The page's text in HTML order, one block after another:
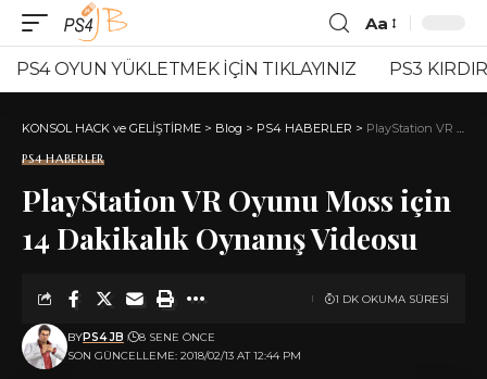
Font
Resizer
Aa
PS4 OYUN YÜKLETMEK İÇİN TIKLAYINIZ PS3
KONSOL HACK ve GELİŞTİRME > Blog > PS4 HABERLER > PlayStation VR Oyunu Moss için 14 Dakikalık Oynanış Videosu
PS4 HABERLER
PlayStation VR Oyunu Moss için
14 Dakikalık Oynanış Videosu
SON GÜNCELLEME: 2018/02/13 AT 12:44 PM
BYPS4 JB 8 SENE ÖNCE
1 DK OKUMA SÜRESI